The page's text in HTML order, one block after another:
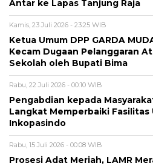
Antar ke Lapas Tanjung Raja
Kamis, 23 Juli 2026 - 23:25 WIB
Ketua Umum DPP GARDA
Kecam Dugaan Pelanggaran
Sekolah oleh Bupati Bima
Rabu, 22 Juli 2026 - 00:10 WIB
Pengabdian kepada
Langkat Memperbaiki Fasilitas
Inkopasindo
Rabu, 15 Juli 2026 - 00:08 WIB
Prosesi Adat Meriah, LAMR